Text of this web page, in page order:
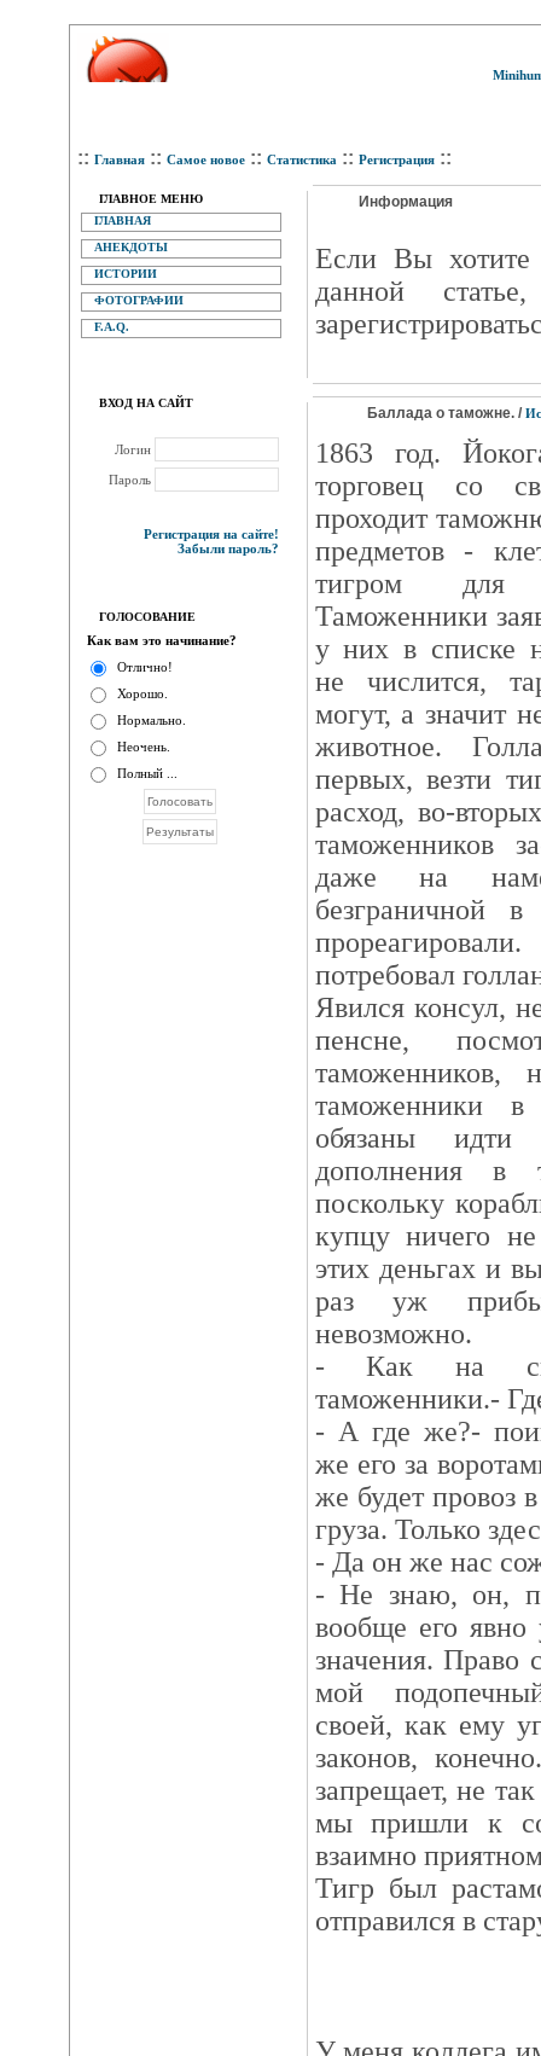
:: Главная :: Самое новое :: Статистика :: Регистрация ::
ГЛАВНОЕ МЕНЮ
ГЛАВНАЯ
АНЕКДОТЫ
ИСТОРИИ
ФОТОГРАФИИ
F.A.Q.
ВХОД НА САЙТ
Логин
Пароль
Регистрация на сайте!
Забыли пароль?
ГОЛОСОВАНИЕ
Как вам это начинание?
Отлично!
Хорошо.
Нормально.
Неочень.
Полный ...
Информация
Eсли Вы хотите
данной
Баллада о таможне. /
1863 год.
торговец со
проходит
предметов -
тигром для
Таможенники
у них в списке
не числится,
могут, а значит
животное.
первых, везти
расход, во-
таможенников
даже на
безграничной
потребовал
Явился консул,
пенсне,
таможенников,
таможенники
обязаны идти
дополнения в
поскольку
купцу ничего
этих деньгах и
раз уж
невозможно.
- Как на
таможенники.-
- А где же?-
же его за
же будет провоз
груза. Только
- Да он же нас
- Не знаю, он,
вообще его явно
значения. Право
мой
своей, как ему
законов,
запрещает, не
мы пришли к
взаимно
Тигр был
отправился в